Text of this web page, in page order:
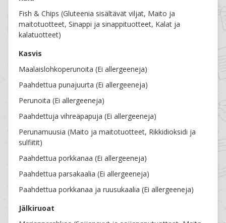
Fish & Chips (Gluteenia sisältävät viljat, Maito ja
maitotuotteet, Sinappi ja sinappituotteet, Kalat ja
kalatuotteet)
Kasvis
Maalaislohkoperunoita (Ei allergeeneja)
Paahdettua punajuurta (Ei allergeeneja)
Perunoita (Ei allergeeneja)
Paahdettuja vihreäpapuja (Ei allergeeneja)
Perunamuusia (Maito ja maitotuotteet, Rikkidioksidi ja
sulfiitit)
Paahdettua porkkanaa (Ei allergeeneja)
Paahdettua parsakaalia (Ei allergeeneja)
Paahdettua porkkanaa ja ruusukaalia (Ei allergeeneja)
Jälkiruoat